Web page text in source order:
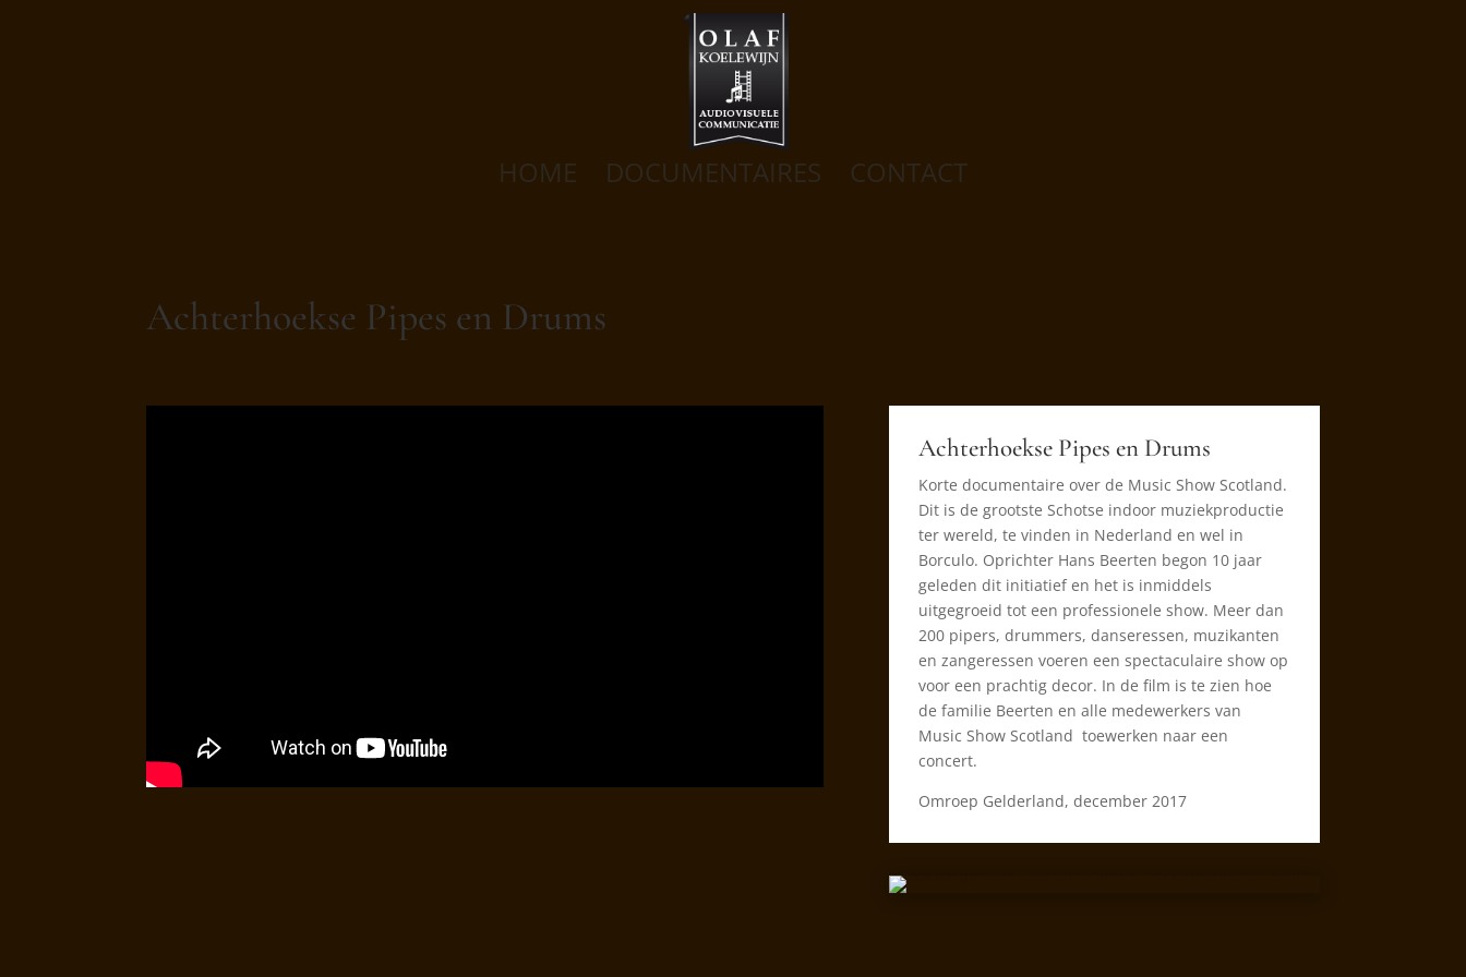
HOME DOCUMENTAIRES CONTACT
Achterhoekse Pipes en Drums
Achterhoekse Pipes en Drums
Korte documentaire over de Music Show Scotland.
Dit is de grootste Schotse indoor muziekproductie
ter wereld, te vinden in Nederland en wel in
Borculo. Oprichter Hans Beerten begon 10 jaar
geleden dit initiatief en het is inmiddels
uitgegroeid tot een professionele show. Meer dan
200 pipers, drummers, danseressen, muzikanten
en zangeressen voeren een spectaculaire show op
voor een prachtig decor. In de film is te zien hoe
de familie Beerten en alle medewerkers van
Music Show Scotland toewerken naar een
concert.
Omroep Gelderland, december 2017